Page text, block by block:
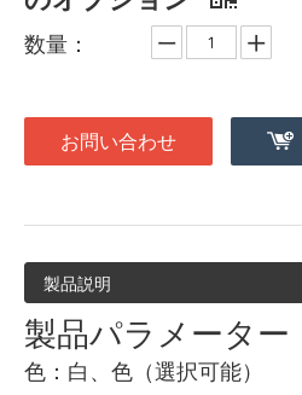
数量：
お問い合わせ
製品説明
製品パラメーター
色：白、色（選択可能）